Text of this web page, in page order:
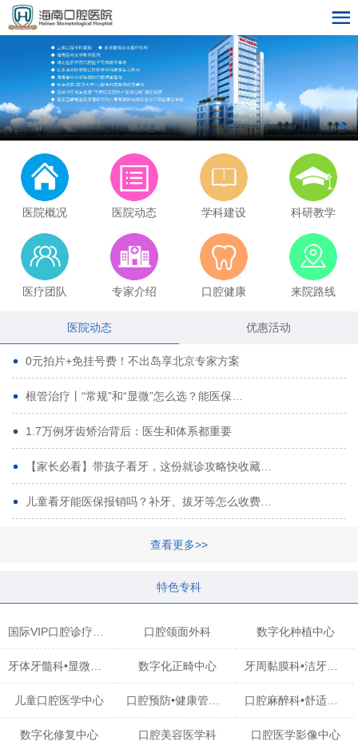
医院概况 医院动态 学科建设 科研教学
医疗团队 专家介绍 口腔健康 来院路线
医院动态 优惠活动
0元拍片+免挂号费！不出岛享北京专家方案
根管治疗丨“常规”和“显微”怎么选？能医保…
1.7万例牙齿矫治背后：医生和体系都重要
【家长必看】带孩子看牙，这份就诊攻略快收藏…
儿童看牙能医保报销吗？补牙、拔牙等怎么收费…
查看更多>>
特色专科
口腔颌面外科 数字化种植中心
数字化正畸中心 牙周黏膜科•洁牙中心
儿童口腔医学中心 口腔麻醉科•舒适化诊疗中心
数字化修复中心 口腔美容医学科 口腔医学影像中心